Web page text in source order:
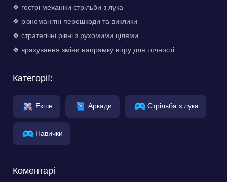
❖ гострі механіки стрільби з лука
❖ різноманітні перешкоди та виклики
❖ стратегічні рівні з рухомими цілями
❖ врахування зміни напрямку вітру для точності
Категорії:
Екшн Аркади Стрільба з лука
Навички
Коментарі